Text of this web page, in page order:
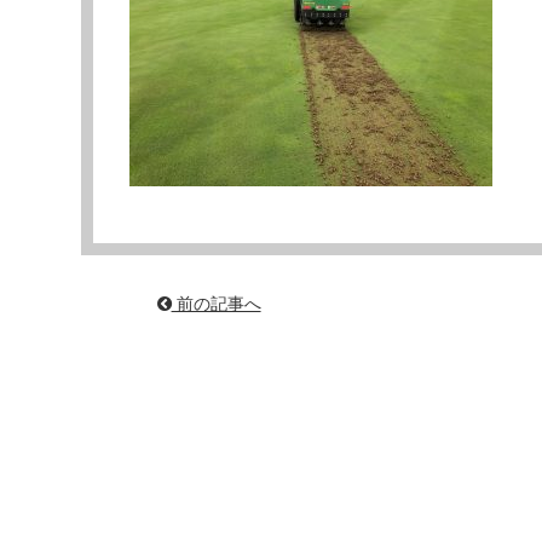
前の記事へ